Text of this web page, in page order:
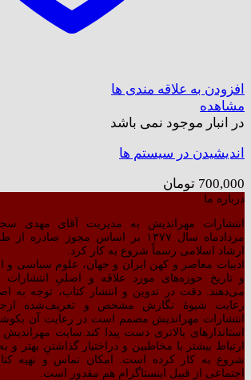
افزودن به علاقه مندی ها
مشاهده
در انبار موجود نمی باشد
اندیشیدن در سیستم ها
700,000 تومان
درباره ما
انتشارات مهراندیش به مدیریت آقای مهدی
مردادماه سال ۱۳۷۷ بر اساس مجوز
ارشاد اسلامی رسماً شروع به کار کرد.
ادبیات معاصر و کهن ایران و جهان، علوم سیاسی و
و تاریخ حوزه‌های مورد علاقه و اصلیِ
می‌دهند. دقت در تدوین و انتشار کتاب،‌ توجه به
رعایت شیوهٔ نگارش مشخص و تعریف‌شده
انتشارات مهراندیش مصمم است در رعایت آن
ارتباط بیشتر با مخاطبین و دراختیار گذاشتنِ بهتر
شروع به کار کرده است. امکان تماس و تهیه
اجتماعی از قبیل اینستاگرام هم مقدور است.